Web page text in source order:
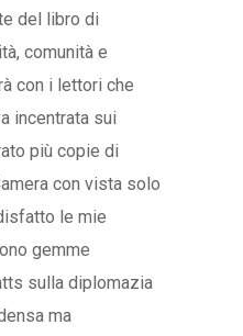
del libro di
comunità e
con i lettori che
incentrata sui
più copie di
con vista solo
le mie
gemme
sulla diplomazia
ma